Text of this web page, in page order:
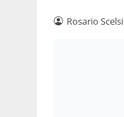
Rosario Scelsi